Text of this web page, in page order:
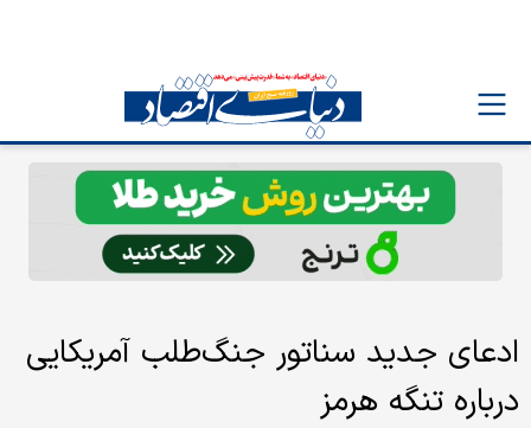
ادعای جدید سناتور جنگ‌طلب آمریکایی
درباره تنگه هرمز